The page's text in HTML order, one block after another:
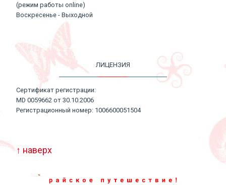
(режим работы online)
Воскресенье - Выходной
ЛИЦЕНЗИЯ
Сертификат регистрации:
MD 0059662 от 30.10.2006
Регистрационный номер: 1006600051504
↑ наверх